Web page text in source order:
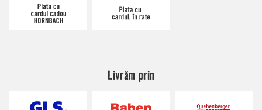
Livrăm prin